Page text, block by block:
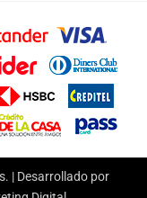
| Desarrollado por